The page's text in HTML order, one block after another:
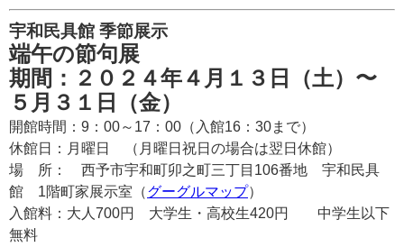
宇和民具館 季節展示
端午の節句展
期間：２０２４年４月１３日（土）〜
５月３１日（金）
開館時間：9：00～17：00（入館16：30まで）
休館日：月曜日 （月曜日祝日の場合は翌日休館）
場 所： 西予市宇和町卯之町三丁目106番地 宇和民具
館 1階町家展示室（グーグルマップ）
入館料：大人700円 大学生・高校生420円 中学生以下
無料